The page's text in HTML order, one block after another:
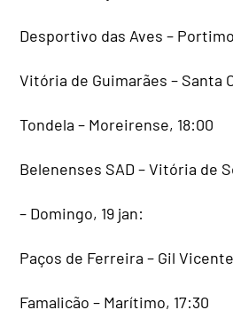
Desportivo das Aves –
Vitória de Guimarães – Santa
Tondela – Moreirense, 18:00
Belenenses SAD – Vitória de
– Domingo, 19 jan:
Paços de Ferreira – Gil
Famalicão – Marítimo, 17:30